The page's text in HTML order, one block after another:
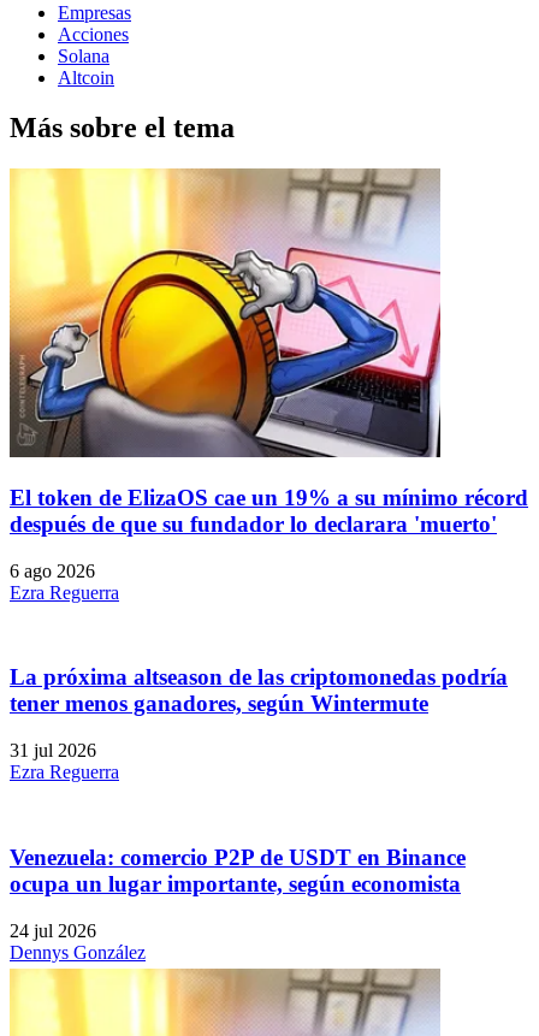
Empresas
Acciones
Solana
Altcoin
Más sobre el tema
El token de ElizaOS cae un 19% a su mínimo récord
después de que su fundador lo declarara 'muerto'
6 ago 2026
Ezra Reguerra
La próxima altseason de las criptomonedas podría
tener menos ganadores, según Wintermute
31 jul 2026
Ezra Reguerra
Venezuela: comercio P2P de USDT en Binance
ocupa un lugar importante, según economista
24 jul 2026
Dennys González